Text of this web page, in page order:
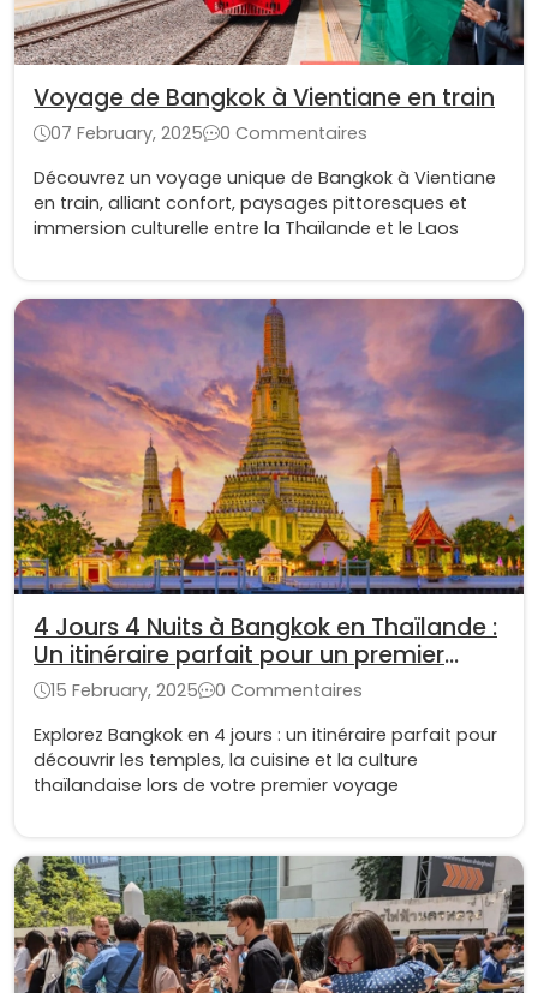
Voyage de Bangkok à Vientiane en train
07 February, 2025
0 Commentaires
Découvrez un voyage unique de Bangkok à Vientiane
en train, alliant confort, paysages pittoresques et
immersion culturelle entre la Thaïlande et le Laos
4 Jours 4 Nuits à Bangkok en Thaïlande :
Un itinéraire parfait pour un premier
voyage
15 February, 2025
0 Commentaires
Explorez Bangkok en 4 jours : un itinéraire parfait pour
découvrir les temples, la cuisine et la culture
thaïlandaise lors de votre premier voyage